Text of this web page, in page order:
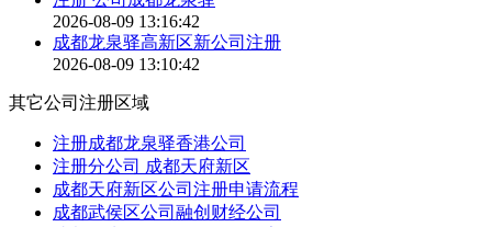
2026-08-09 13:16:42
成都龙泉驿高新区新公司注册
2026-08-09 13:10:42
其它公司注册区域
注册成都龙泉驿香港公司
注册分公司 成都天府新区
成都天府新区公司注册申请流程
成都武侯区公司融创财经公司